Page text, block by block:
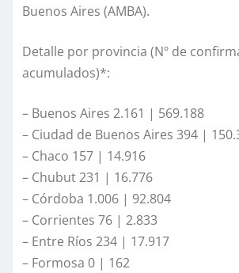
Buenos Aires (AMBA).
Detalle por provincia (Nº de
acumulados)*:
– Buenos Aires 2.161 | 569.188
– Ciudad de Buenos Aires 394 |
– Chaco 157 | 14.916
– Chubut 231 | 16.776
– Córdoba 1.006 | 92.804
– Corrientes 76 | 2.833
– Entre Ríos 234 | 17.917
– Formosa 0 | 162